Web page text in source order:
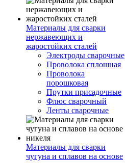
Материалы для сварки
нержавеющих и
жаростойких сталей
Электроды сварочные
Проволока сплошная
Проволока
порошковая
Прутки присадочные
Флюс сварочный
Ленты сварочные
Материалы для сварки
чугуна и сплавов на основе